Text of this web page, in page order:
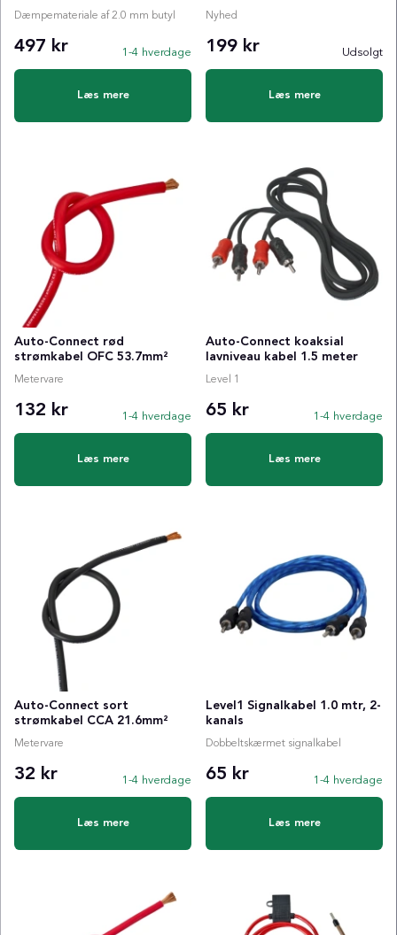
Dæmpemateriale af 2.0 mm butyl
497 kr 1-4 hverdage
Læs mere
Nyhed
199 kr Udsolgt
Læs mere
Auto-Connect rød
strømkabel OFC 53.7mm²
Metervare
132 kr 1-4 hverdage
Læs mere
Auto-Connect koaksial
lavniveau kabel 1.5 meter
Level 1
65 kr 1-4 hverdage
Læs mere
Auto-Connect sort
strømkabel CCA 21.6mm²
Metervare
32 kr 1-4 hverdage
Læs mere
Level1 Signalkabel 1.0 mtr, 2-
kanals
Dobbeltskærmet signalkabel
65 kr 1-4 hverdage
Læs mere